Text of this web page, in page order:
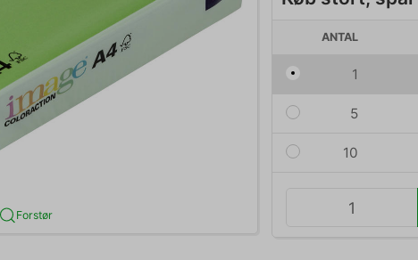
Forstør
ANTAL
1
5
10